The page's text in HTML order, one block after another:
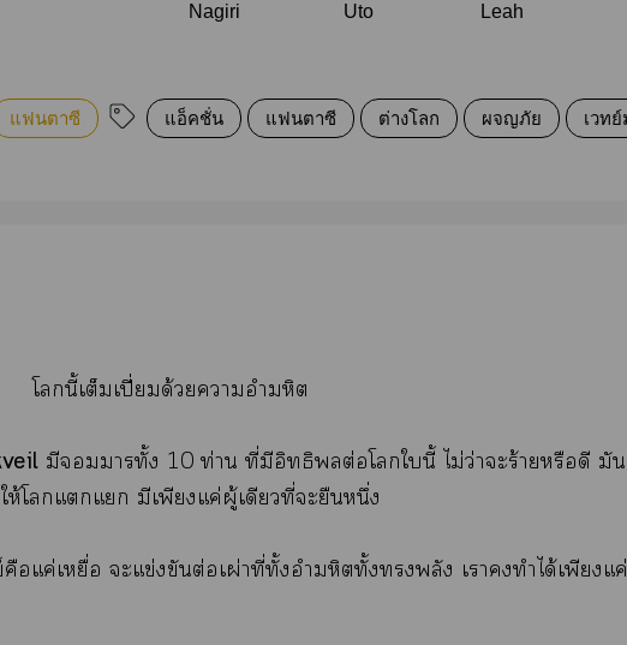
Nagiri Uto Leah
แฟนตาซี แอ็คชั่น แฟนตาซี ต่างโลก ผจญภัย เวท
โนี้เต็มเปี่ยมด้วยาอำมหิต
มีาทั้ง 10 ท่าน ที่มีอิทธิต่อโในี้ ไม่ว่าะร้ายหรือดี มัน
ห้โแแ มีเพียงแค่ผู้เดียวที่ะยืนหนึ่ง
อแค่เหยื่อ ะแข่งขันต่อเผ่าที่ทั้งอำมหิตทั้งพลัง เาทำได้เพียงแ